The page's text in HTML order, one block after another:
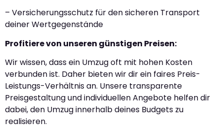
– Versicherungsschutz für den sicheren Transport
deiner Wertgegenstände
Profitiere von unseren günstigen Preisen:
Wir wissen, dass ein Umzug oft mit hohen Kosten
verbunden ist. Daher bieten wir dir ein faires Preis-
Leistungs-Verhältnis an. Unsere transparente
Preisgestaltung und individuellen Angebote helfen dir
dabei, den Umzug innerhalb deines Budgets zu
realisieren.